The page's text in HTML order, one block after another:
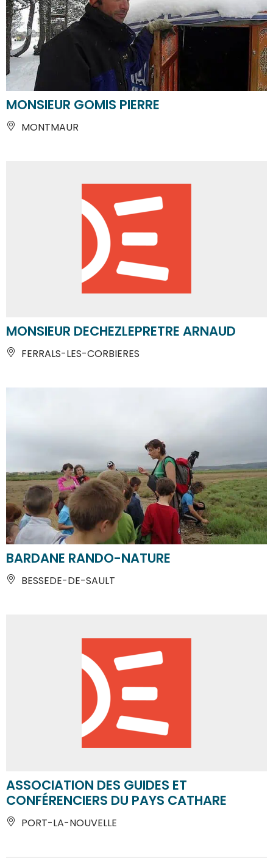
MONSIEUR GOMIS PIERRE
MONTMAUR
MONSIEUR DECHEZLEPRETRE ARNAUD
FERRALS-LES-CORBIERES
BARDANE RANDO-NATURE
BESSEDE-DE-SAULT
ASSOCIATION DES GUIDES ET
CONFÉRENCIERS DU PAYS CATHARE
PORT-LA-NOUVELLE